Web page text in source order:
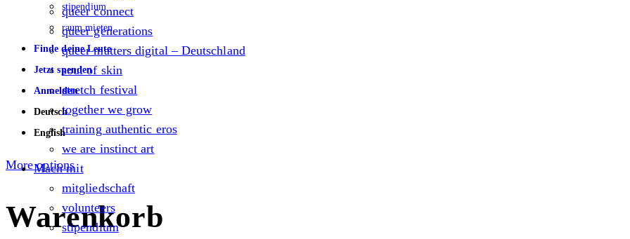
stipendium
raum mieten
Finde deine Leute
Jetzt spenden
Anmelden
Deutsch
English
More options
Warenkorb
queer connect
queer generations
queer matters digital – Deutschland
soul of skin
stretch festival
together we grow
training authentic eros
we are instinct art
Mach mit
mitgliedschaft
volunteers
stipendium